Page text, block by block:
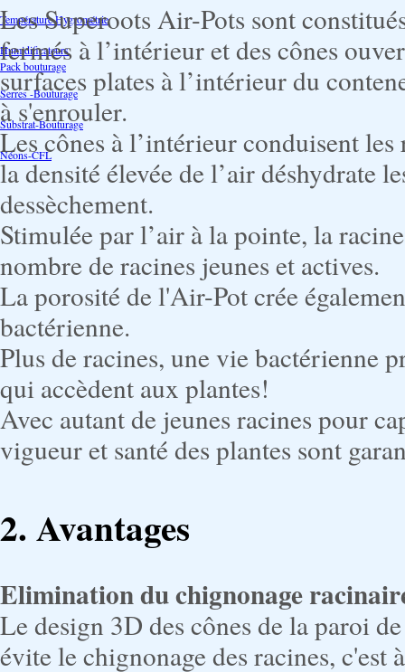
Température Hygrométrie
Humidificateurs
Pack bouturage
Serres -Bouturage
Substrat-Bouturage
Néons-CFL
Les Superoots Air-Pots sont
fermés à l’intérieur et des cônes
surfaces plates à l’intérieur du
à s'enrouler.
Les cônes à l’intérieur conduisent
la densité élevée de l’air déshydrate
dessèchement.
Stimulée par l’air à la pointe, la
nombre de racines jeunes et actives.
La porosité de l'Air-Pot crée
bactérienne.
Plus de racines, une vie bactérienne
qui accèdent aux plantes!
Avec autant de jeunes racines pour
vigueur et santé des plantes sont
2.Avantages
Elimination du chignonage
Le design 3D des cônes de la paroi
évite le chignonage des racines,